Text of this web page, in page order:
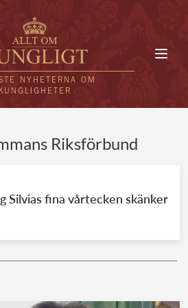
NYHETERNA OM
KUNGAHUS
kungahuset
Riksförbund
Silvias fina vårtecken skänker